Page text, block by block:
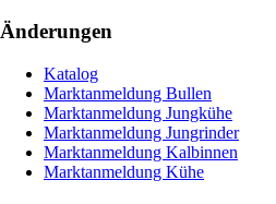
Änderungen
Katalog
Marktanmeldung Bullen
Marktanmeldung Jungkühe
Marktanmeldung Jungrinder
Marktanmeldung Kalbinnen
Marktanmeldung Kühe